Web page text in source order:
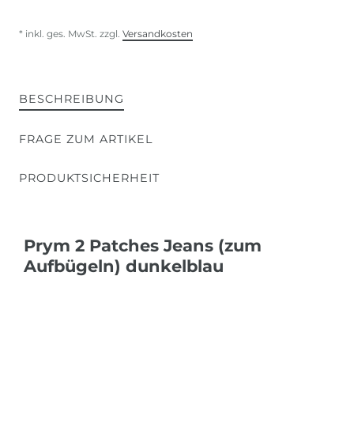
* inkl. ges. MwSt. zzgl. Versandkosten
BESCHREIBUNG
FRAGE ZUM ARTIKEL
PRODUKTSICHERHEIT
Prym 2 Patches Jeans (zum
Aufbügeln) dunkelblau